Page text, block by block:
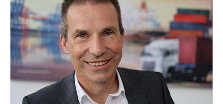
Frachtrecht
Wirtschaftsrecht/Insolvenzrecht
0251 6061-435
rossmeier@vvwl.de